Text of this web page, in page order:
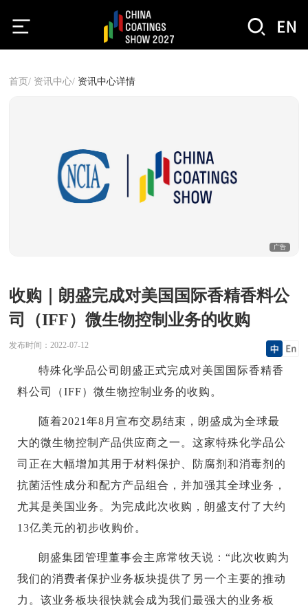
首页/ 资讯中心/ 资讯中心详情
广告
收购｜朗盛完成对美国国际香精香料公
司（IFF）微生物控制业务的收购
发布时间：2022-07-12
特殊化学品公司朗盛正式完成对美国国际香精香
料公司（IFF）微生物控制业务的收购。
随着2021年8月宣布交易结束，朗盛成为全球最
大的微生物控制产品供应商之一。这家特殊化学品公
司正在大幅增加其用于材料保护、防腐剂和消毒剂的
抗菌活性成分和配方产品组合，并加强其全球业务，
尤其是美国业务。为完成此次收购，朗盛支付了大约
13亿美元的初步收购价。
朗盛集团管理董事会主席常牧天说：“此次收购为
我们的消费者保护业务板块提供了另一个主要的推动
力。该业务板块很快就会成为我们最强大的业务板